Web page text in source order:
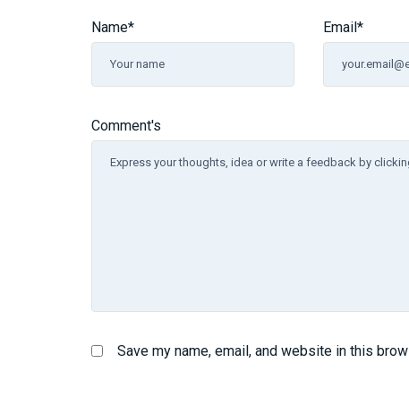
Comment's
Name* Email *
Save my name, email, and website in this